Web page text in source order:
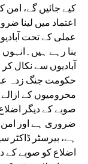
کیے جائیں گے، امن
اعتماد میں لینا
عملی کے تحت
بنا رہے
آبادیوں سے نکال کر
حکومت جنگ زدہ
محرومیوں کے
صوبے کے دیگر
ضروری ہے اور امن
ہے، بیرسٹر ڈاکٹر
اضلاع کو صوبے کے